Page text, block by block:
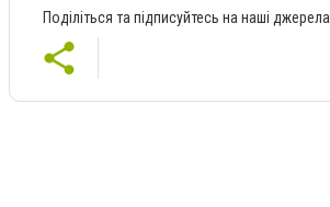
Поділіться та підписуйтесь на наші джерела